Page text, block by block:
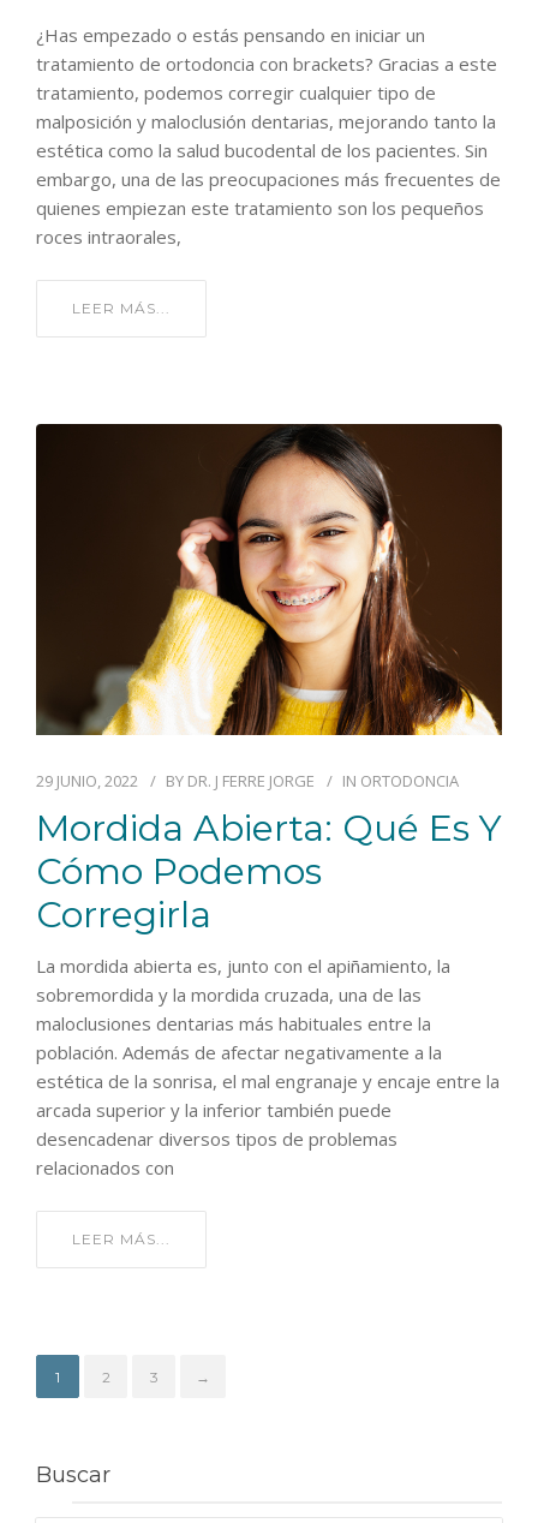
¿Has empezado o estás pensando en iniciar un
tratamiento de ortodoncia con brackets? Gracias a este
tratamiento, podemos corregir cualquier tipo de
malposición y maloclusión dentarias, mejorando tanto la
estética como la salud bucodental de los pacientes. Sin
embargo, una de las preocupaciones más frecuentes de
quienes empiezan este tratamiento son los pequeños
roces intraorales,
LEER MÁS...
29 JUNIO, 2022 BY DR. J FERRE JORGE IN ORTODONCIA
Mordida Abierta: Qué Es Y
Cómo Podemos
Corregirla
La mordida abierta es, junto con el apiñamiento, la
sobremordida y la mordida cruzada, una de las
maloclusiones dentarias más habituales entre la
población. Además de afectar negativamente a la
estética de la sonrisa, el mal engranaje y encaje entre la
arcada superior y la inferior también puede
desencadenar diversos tipos de problemas
relacionados con
LEER MÁS...
1 2 3 →
Buscar